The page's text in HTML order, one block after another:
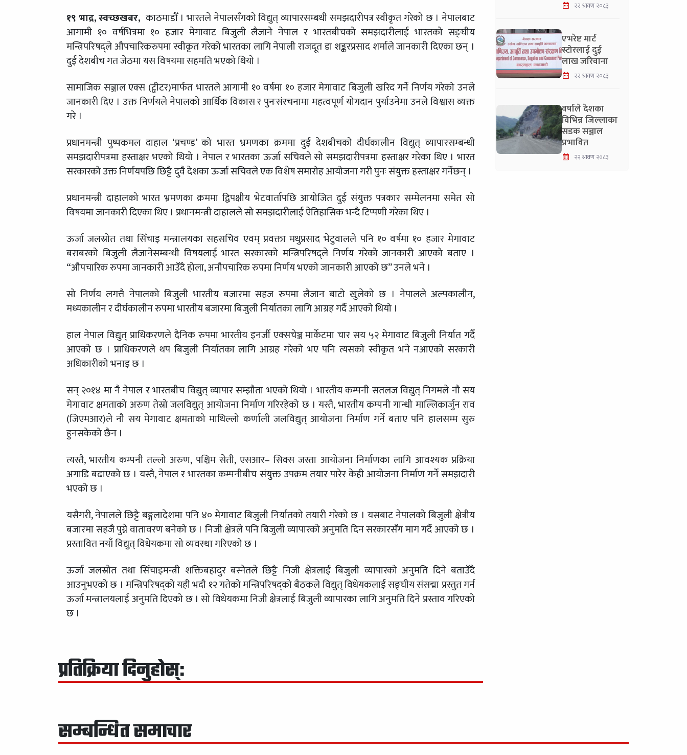
१९ भाद्र, स्वच्छखबर, काठमाडौँ । भारतले नेपालसँगको विद्युत् व्यापारसम्बधी समझदारीपत्र स्वीकृत गरेको छ । नेपालबाट
आगामी १० वर्षभित्रमा १० हजार मेगावाट बिजुली लैजाने नेपाल र भारतबीचको समझदारीलाई भारतको सङ्घीय
मन्त्रिपरिषद्ले औपचारिकरुपमा स्वीकृत गरेको भारतका लागि नेपाली राजदूत डा शङ्करप्रसाद शर्माले जानकारी दिएका छन् ।
दुई देशबीच गत जेठमा यस विषयमा सहमति भएको थियो ।
सामाजिक सञ्जाल एक्स (ट्वीटर)मार्फत भारतले आगामी १० वर्षमा १० हजार मेगावाट बिजुली खरिद गर्ने निर्णय गरेको उनले
जानकारी दिए । उक्त निर्णयले नेपालको आर्थिक विकास र पुनःसंरचनामा महत्वपूर्ण योगदान पुर्याउनेमा उनले विश्वास व्यक्त
गरे ।
प्रधानमन्त्री पुष्पकमल दाहाल ‘प्रचण्ड’ को भारत भ्रमणका क्रममा दुई देशबीचको दीर्घकालीन विद्युत् व्यापारसम्बन्धी
समझदारीपत्रमा हस्ताक्षर भएको थियो । नेपाल र भारतका ऊर्जा सचिवले सो समझदारीपत्रमा हस्ताक्षर गरेका थिए । भारत
सरकारको उक्त निर्णयपछि छिट्टै दुवै देशका ऊर्जा सचिवले एक विशेष समारोह आयोजना गरी पुनः संयुक्त हस्ताक्षर गर्नेछन् ।
प्रधानमन्त्री दाहालको भारत भ्रमणका क्रममा द्विपक्षीय भेटवार्तापछि आयोजित दुई संयुक्त पत्रकार सम्मेलनमा समेत सो
विषयमा जानकारी दिएका थिए । प्रधानमन्त्री दाहालले सो समझदारीलाई ऐतिहासिक भन्दै टिप्पणी गरेका थिए ।
ऊर्जा जलस्रोत तथा सिँचाइ मन्त्रालयका सहसचिव एवम् प्रवक्ता मधुप्रसाद भेटुवालले पनि १० वर्षमा १० हजार मेगावाट
बराबरको बिजुली लैजानेसम्बन्धी विषयलाई भारत सरकारको मन्त्रिपरिषद्ले निर्णय गरेको जानकारी आएको बताए ।
“औपचारिक रुपमा जानकारी आउँदै होला, अनौपचारिक रुपमा निर्णय भएको जानकारी आएको छ” उनले भने ।
सो निर्णय लगत्तै नेपालको बिजुली भारतीय बजारमा सहज रुपमा लैजान बाटो खुलेको छ । नेपालले अल्पकालीन,
मध्यकालीन र दीर्घकालीन रुपमा भारतीय बजारमा बिजुली निर्यातका लागि आग्रह गर्दै आएको थियो ।
हाल नेपाल विद्युत् प्राधिकरणले दैनिक रुपमा भारतीय इनर्जी एक्सचेञ्ज मार्केटमा चार सय ५२ मेगावाट बिजुली निर्यात गर्दै
आएको छ । प्राधिकरणले थप बिजुली निर्यातका लागि आग्रह गरेको भए पनि त्यसको स्वीकृत भने नआएको सरकारी
अधिकारीको भनाइ छ ।
सन् २०१४ मा नै नेपाल र भारतबीच विद्युत् व्यापार सम्झौता भएको थियो । भारतीय कम्पनी सतलज विद्युत् निगमले नौ सय
मेगावाट क्षमताको अरुण तेस्रो जलविद्युत् आयोजना निर्माण गरिरहेको छ । यस्तै, भारतीय कम्पनी गान्धी माल्लिकार्जुन राव
(जिएमआर)ले नौ सय मेगावाट क्षमताको माथिल्लो कर्णाली जलविद्युत् आयोजना निर्माण गर्ने बताए पनि हालसम्म सुरु
हुनसकेको छैन ।
त्यस्तै, भारतीय कम्पनी तल्लो अरुण, पश्चिम सेती, एसआर– सिक्स जस्ता आयोजना निर्माणका लागि आवश्यक प्रक्रिया
अगाडि बढाएको छ । यस्तै, नेपाल र भारतका कम्पनीबीच संयुक्त उपक्रम तयार पारेर केही आयोजना निर्माण गर्ने समझदारी
भएको छ ।
यसैगरी, नेपालले छिट्टै बङ्गलादेशमा पनि ४० मेगावाट बिजुली निर्यातको तयारी गरेको छ । यसबाट नेपालको बिजुली क्षेत्रीय
बजारमा सहजै पुग्ने वातावरण बनेको छ । निजी क्षेत्रले पनि बिजुली व्यापारको अनुमति दिन सरकारसँग माग गर्दै आएको छ ।
प्रस्तावित नयाँ विद्युत् विधेयकमा सो व्यवस्था गरिएको छ ।
ऊर्जा जलस्रोत तथा सिँचाइमन्त्री शक्तिबहादुर बस्नेतले छिट्टै निजी क्षेत्रलाई बिजुली व्यापारको अनुमति दिने बताउँदै
आउनुभएको छ । मन्त्रिपरिषद्को यही भदौ १२ गतेको मन्त्रिपरिषद्को बैठकले विद्युत् विधेयकलाई सङ्घीय संसद्मा प्रस्तुत गर्न
ऊर्जा मन्त्रालयलाई अनुमति दिएको छ । सो विधेयकमा निजी क्षेत्रलाई बिजुली व्यापारका लागि अनुमति दिने प्रस्ताव गरिएको
छ ।
प्रतिक्रिया दिनुहोस्:
२२ श्रावण २०८३
एभरेष्ट मार्ट
स्टोरलाई दुई
लाख जरिवाना
२२ श्रावण २०८३
वर्षाले देशका
विभिन्न जिल्लाका
सडक सञ्जाल
प्रभावित
२२ श्रावण २०८३
सम्बन्धित समाचार